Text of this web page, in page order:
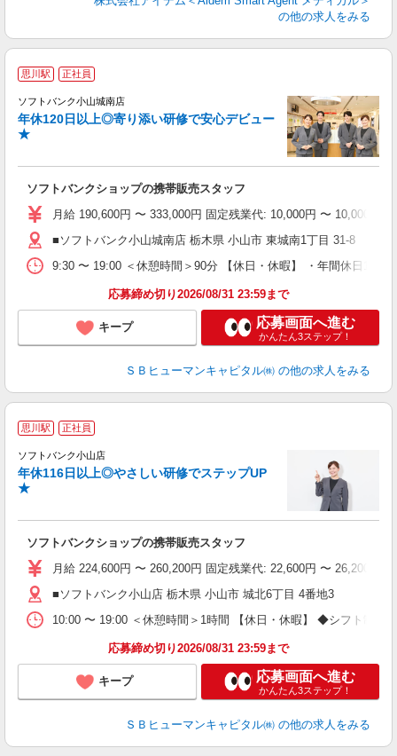
の他の求人をみる
思川駅 正社員
ソフトバンク小山城南店
年休120日以上◎寄り添い研修で安心デビュー
★
ソフトバンクショップの携帯販売スタッフ
月給 190,600円 〜 333,000円 固定残業代: 10,000円 〜 10,000円
■ソフトバンク小山城南店 栃木県 小山市 東城南1丁目 31‐8
9:30 〜 19:00 ＜休憩時間＞90分 【休日・休暇】 ・年間休日120
応募締め切り2026/08/31 23:59まで
キープ 応募画面へ進む
かんたん3ステップ！
ＳＢヒューマンキャピタル㈱ の他の求人をみる
思川駅 正社員
ソフトバンク小山店
年休116日以上◎やさしい研修でステップUP
★
ソフトバンクショップの携帯販売スタッフ
月給 224,600円 〜 260,200円 固定残業代: 22,600円 〜 26,200円
■ソフトバンク小山店 栃木県 小山市 城北6丁目 4番地3
10:00 〜 19:00 ＜休憩時間＞1時間 【休日・休暇】 ◆シフト制
応募締め切り2026/08/31 23:59まで
キープ 応募画面へ進む
かんたん3ステップ！
ＳＢヒューマンキャピタル㈱ の他の求人をみる